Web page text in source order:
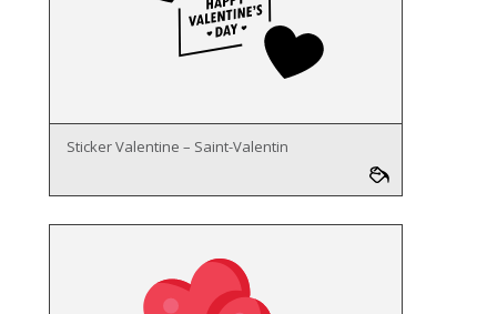
Sticker Valentine – Saint-Valentin